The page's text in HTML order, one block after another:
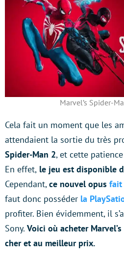
Marvel’s Spider-
Cela fait un moment que les
attendaient la sortie du très
Spider-Man 2, et cette
En effet, le jeu est disponible
Cependant, ce nouvel opus fait
faut donc posséder la
profiter. Bien évidemment, il
Sony. Voici où acheter
cher et au meilleur prix.